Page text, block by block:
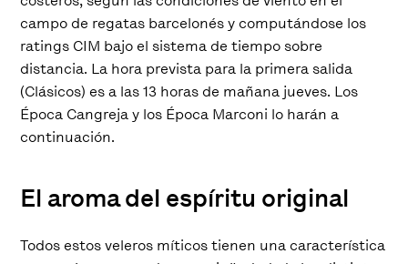
campo de regatas barcelonés y computándose los
ratings CIM bajo el sistema de tiempo sobre
distancia. La hora prevista para la primera salida
(Clásicos) es a las 13 horas de mañana jueves. Los
Época Cangreja y los Época Marconi lo harán a
continuación.
El aroma del espíritu original
Todos estos veleros míticos tienen una característica